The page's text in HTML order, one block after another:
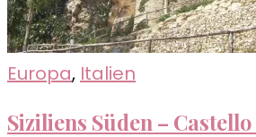
Europa, Italien
Siziliens Süden –